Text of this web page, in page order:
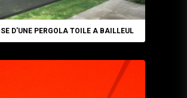
D'UNE PERGOLA TOILE A BAILLEUL